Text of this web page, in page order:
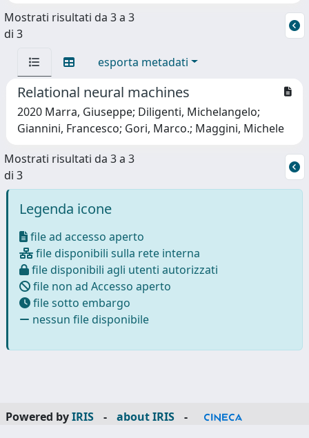
Mostrati risultati da 3 a 3
di 3
esporta metadati
Relational neural machines
2020 Marra, Giuseppe; Diligenti, Michelangelo;
Giannini, Francesco; Gori, Marco.; Maggini, Michele
Mostrati risultati da 3 a 3
di 3
Legenda icone
file ad accesso aperto
file disponibili sulla rete interna
file disponibili agli utenti autorizzati
file non ad Accesso aperto
file sotto embargo
nessun file disponibile
Powered byIRIS - about IRIS
-